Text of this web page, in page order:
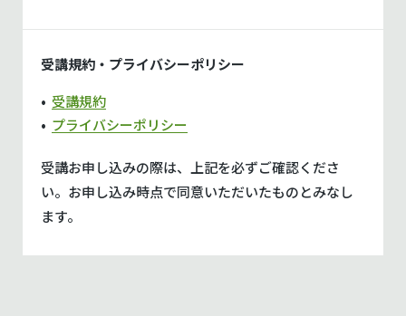
受講規約・プライバシーポリシー
受講規約
プライバシーポリシー
受講お申し込みの際は、上記を必ずご確認くださ
い。 お申し込み時点で同意いただいたものとみなし
ます。